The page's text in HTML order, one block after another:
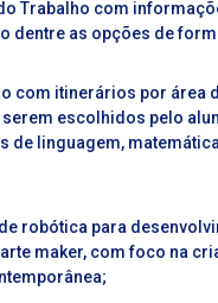
Trabalho com
dentre as opções de
com itinerários por área
escolhidos pelo
de linguagem,
robótica para
maker, com foco na